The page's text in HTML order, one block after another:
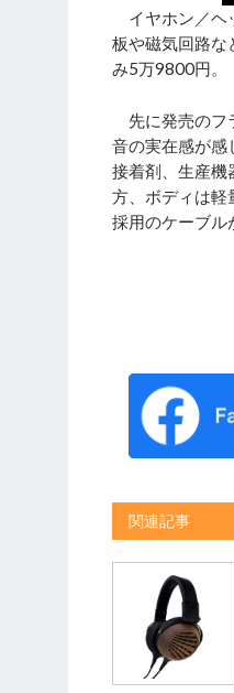
イヤホン／ヘ
板や磁気回路な
み5万9800円。
先に発売のフ
音の実在感が感
接着剤、生産機
方、ボディは軽
採用のケーブル
関連記事